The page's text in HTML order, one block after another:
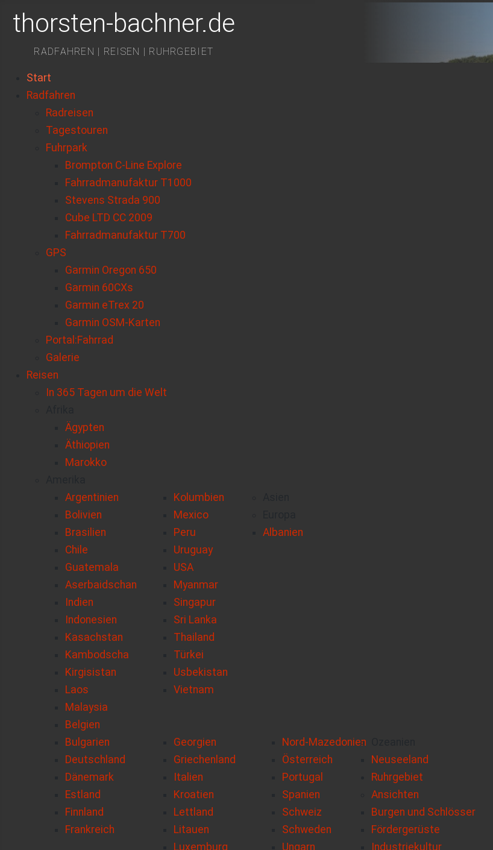
thorsten-bachner.de
RADFAHREN | REISEN | RUHRGEBIET
Start
Radfahren
Radreisen
Tagestouren
Fuhrpark
Brompton C-Line Explore
Fahrradmanufaktur T1000
Stevens Strada 900
Cube LTD CC 2009
Fahrradmanufaktur T700
GPS
Garmin Oregon 650
Garmin 60CXs
Garmin eTrex 20
Garmin OSM-Karten
Portal:Fahrrad
Galerie
Reisen
In 365 Tagen um die Welt
Ägypten
Äthiopien
Marokko
Argentinien
Bolivien
Brasilien
Chile
Guatemala
Kolumbien
Mexico
Peru
Uruguay
USA
Aserbaidschan
Indien
Indonesien
Kasachstan
Kambodscha
Kirgisistan
Laos
Malaysia
Myanmar
Singapur
Sri Lanka
Thailand
Türkei
Usbekistan
Vietnam
Albanien
Belgien
Bulgarien
Deutschland
Dänemark
Estland
Finnland
Frankreich
Georgien
Griechenland
Italien
Kroatien
Lettland
Litauen
Luxemburg
Nord-Mazedonien
Österreich
Portugal
Spanien
Schweiz
Schweden
Ungarn
Neuseeland
Ruhrgebiet
Ansichten
Burgen und Schlösser
Fördergerüste
Industriekultur